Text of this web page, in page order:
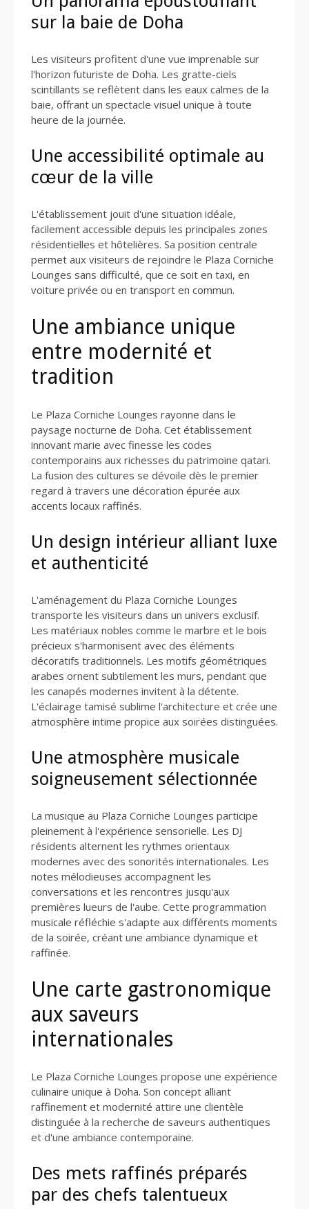
sur la baie de Doha
Les visiteurs profitent d'une vue imprenable sur
l'horizon futuriste de Doha. Les gratte-ciels
scintillants se reflètent dans les eaux calmes de la
baie, offrant un spectacle visuel unique à toute
heure de la journée.
Une accessibilité optimale au
cœur de la ville
L'établissement jouit d'une situation idéale,
facilement accessible depuis les principales zones
résidentielles et hôtelières. Sa position centrale
permet aux visiteurs de rejoindre le Plaza Corniche
Lounges sans difficulté, que ce soit en taxi, en
voiture privée ou en transport en commun.
Une ambiance unique
entre modernité et
tradition
Le Plaza Corniche Lounges rayonne dans le
paysage nocturne de Doha. Cet établissement
innovant marie avec finesse les codes
contemporains aux richesses du patrimoine qatari.
La fusion des cultures se dévoile dès le premier
regard à travers une décoration épurée aux
accents locaux raffinés.
Un design intérieur alliant luxe
et authenticité
L'aménagement du Plaza Corniche Lounges
transporte les visiteurs dans un univers exclusif.
Les matériaux nobles comme le marbre et le bois
précieux s'harmonisent avec des éléments
décoratifs traditionnels. Les motifs géométriques
arabes ornent subtilement les murs, pendant que
les canapés modernes invitent à la détente.
L'éclairage tamisé sublime l'architecture et crée une
atmosphère intime propice aux soirées distinguées.
Une atmosphère musicale
soigneusement sélectionnée
La musique au Plaza Corniche Lounges participe
pleinement à l'expérience sensorielle. Les DJ
résidents alternent les rythmes orientaux
modernes avec des sonorités internationales. Les
notes mélodieuses accompagnent les
conversations et les rencontres jusqu'aux
premières lueurs de l'aube. Cette programmation
musicale réfléchie s'adapte aux différents moments
de la soirée, créant une ambiance dynamique et
raffinée.
Une carte gastronomique
aux saveurs
internationales
Le Plaza Corniche Lounges propose une expérience
culinaire unique à Doha. Son concept alliant
raffinement et modernité attire une clientèle
distinguée à la recherche de saveurs authentiques
et d'une ambiance contemporaine.
Des mets raffinés préparés
par des chefs talentueux